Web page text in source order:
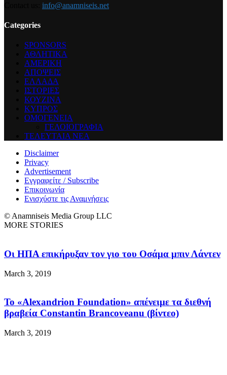
info@anamniseis.net
Categories
SPONSORS
ΑΘΛΗΤΙΚΑ
ΑΜΕΡΙΚΗ
ΑΠΟΨΕΙΣ
ΕΛΛΑΔΑ
ΙΣΤΟΡΙΕΣ
ΚΟΥΖΙΝΑ
ΚΥΠΡΟΣ
ΟΜΟΓΕΝΕΙΑ
ΓΕΛΟΙΟΓΡΑΦΙΑ
ΤΕΛΕΥΤΑΙΑ ΝΕΑ
Disclaimer
Privacy
Advertisement
Εγγραφείτε / Subscribe
Επικοινωνία
Ενισχύστε τις Αναμνήσεις
© Anamniseis Media Group LLC
MORE STORIES
Οι ΗΠΑ επικήρυξαν τον γιο του Οσάμα μπιν Λάντεν
March 3, 2019
Το «Alexandrion Foundation» απένειμε τα διεθνή
βραβεία Constantin Brancoveanu (βίντεο)
March 3, 2019